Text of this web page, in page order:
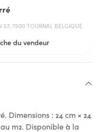
7500 TOURNAI, BELGIQUE
du vendeur
Dimensions : 24 cm × 24
m2. Disponible à la